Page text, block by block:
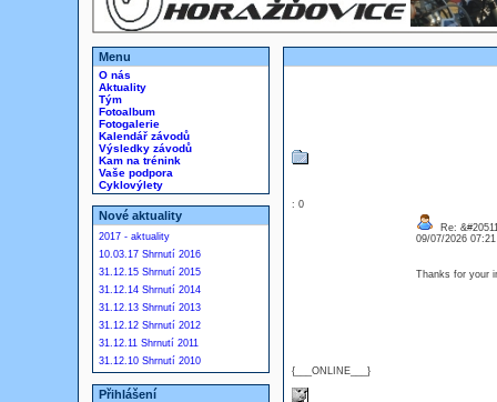
Menu
O nás
Aktuality
Tým
Fotoalbum
Fotogalerie
Kalendář závodů
Výsledky závodů
Kam na trénink
Vaše podpora
Cyklovýlety
Nové aktuality
2017 - aktuality
10.03.17 Shrnutí 2016
31.12.15 Shrnutí 2015
31.12.14 Shrnutí 2014
31.12.13 Shrnutí 2013
31.12.12 Shrnutí 2012
31.12.11 Shrnutí 2011
31.12.10 Shrnutí 2010
Přihlášení
: 0
{___ONLINE___}
Re:
09/07/2026
Thanks for your